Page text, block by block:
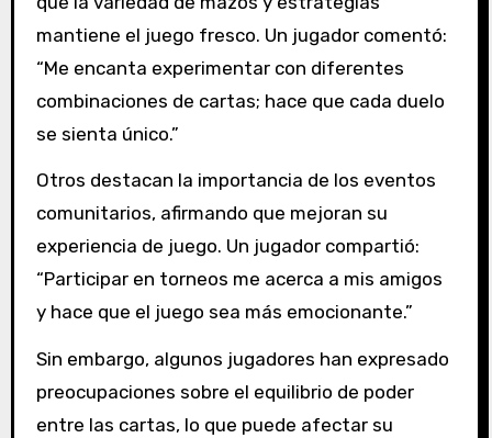
mantiene el juego fresco. Un jugador comentó:
“Me encanta experimentar con diferentes
combinaciones de cartas; hace que cada duelo
se sienta único.”
Otros destacan la importancia de los eventos
comunitarios, afirmando que mejoran su
experiencia de juego. Un jugador compartió:
“Participar en torneos me acerca a mis amigos
y hace que el juego sea más emocionante.”
Sin embargo, algunos jugadores han expresado
preocupaciones sobre el equilibrio de poder
entre las cartas, lo que puede afectar su